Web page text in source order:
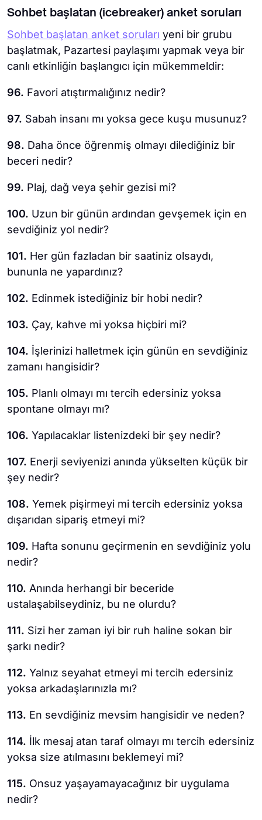
Sohbet başlatan (icebreaker) anket soruları
Sohbet başlatan anket soruları yeni bir grubu
başlatmak, Pazartesi paylaşımı yapmak veya bir
canlı etkinliğin başlangıcı için mükemmeldir:
96. Favori atıştırmalığınız nedir?
97. Sabah insanı mı yoksa gece kuşu musunuz?
98. Daha önce öğrenmiş olmayı dilediğiniz bir
beceri nedir?
99. Plaj, dağ veya şehir gezisi mi?
100. Uzun bir günün ardından gevşemek için en
sevdiğiniz yol nedir?
101. Her gün fazladan bir saatiniz olsaydı,
bununla ne yapardınız?
102. Edinmek istediğiniz bir hobi nedir?
103. Çay, kahve mi yoksa hiçbiri mi?
104. İşlerinizi halletmek için günün en sevdiğiniz
zamanı hangisidir?
105. Planlı olmayı mı tercih edersiniz yoksa
spontane olmayı mı?
106. Yapılacaklar listenizdeki bir şey nedir?
107. Enerji seviyenizi anında yükselten küçük bir
şey nedir?
108. Yemek pişirmeyi mi tercih edersiniz yoksa
dışarıdan sipariş etmeyi mi?
109. Hafta sonunu geçirmenin en sevdiğiniz yolu
nedir?
110. Anında herhangi bir beceride
ustalaşabilseydiniz, bu ne olurdu?
111. Sizi her zaman iyi bir ruh haline sokan bir
şarkı nedir?
112. Yalnız seyahat etmeyi mi tercih edersiniz
yoksa arkadaşlarınızla mı?
113. En sevdiğiniz mevsim hangisidir ve neden?
114. İlk mesaj atan taraf olmayı mı tercih edersiniz
yoksa size atılmasını beklemeyi mi?
115. Onsuz yaşayamayacağınız bir uygulama
nedir?